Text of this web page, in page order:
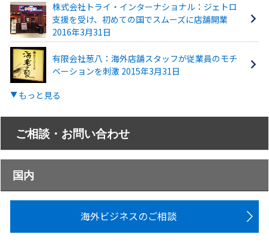
株式会社トライ・インターナショナル：ジェトロ
支援を受け、初めての国でスムーズに店舗開業
2016年3月31日
有限会社葱八：海外店舗スタッフが従業員のモチ
ベーションを刺激 2015年3月31日
もっと見る
ご相談・お問い合わせ
国内
海外ビジネスのご相談